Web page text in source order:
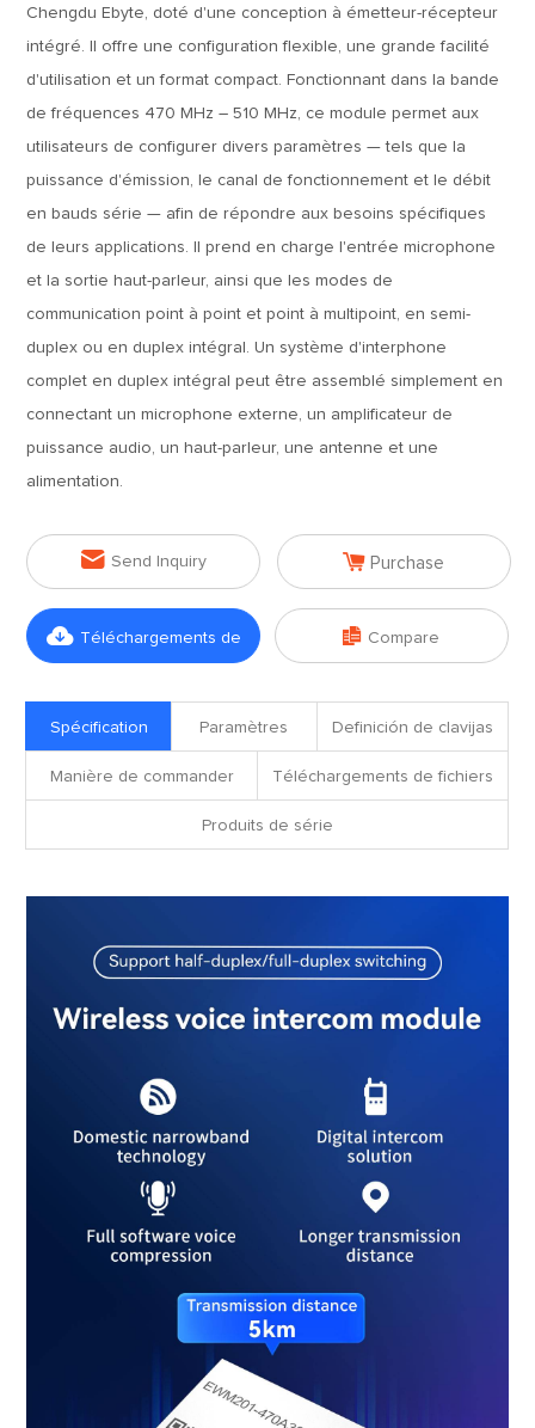
Chengdu Ebyte, doté d'une conception à émetteur-récepteur
intégré. Il offre une configuration flexible, une grande facilité
d'utilisation et un format compact. Fonctionnant dans la bande
de fréquences 470 MHz – 510 MHz, ce module permet aux
utilisateurs de configurer divers paramètres — tels que la
puissance d'émission, le canal de fonctionnement et le débit
en bauds série — afin de répondre aux besoins spécifiques
de leurs applications. Il prend en charge l'entrée microphone
et la sortie haut-parleur, ainsi que les modes de
communication point à point et point à multipoint, en semi-
duplex ou en duplex intégral. Un système d'interphone
complet en duplex intégral peut être assemblé simplement en
connectant un microphone externe, un amplificateur de
puissance audio, un haut-parleur, une antenne et une
alimentation.
 Send Inquiry  Purchase
 Téléchargements de  Compare
Spécification Paramètres Definición de clavijas
Manière de commander Téléchargements de fichiers
Produits de série